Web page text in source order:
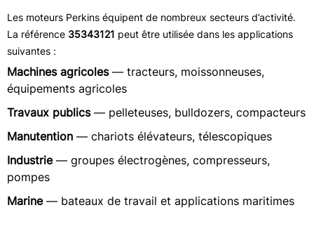
Les moteurs Perkins équipent de nombreux secteurs d’activité.
La référence 35343121 peut être utilisée dans les applications
suivantes :
Machines agricoles— tracteurs, moissonneuses,
équipements agricoles
Travaux publics— pelleteuses, bulldozers, compacteurs
Manutention — chariots élévateurs, télescopiques
Industrie— groupes électrogènes, compresseurs,
pompes
Marine— bateaux de travail et applications maritimes